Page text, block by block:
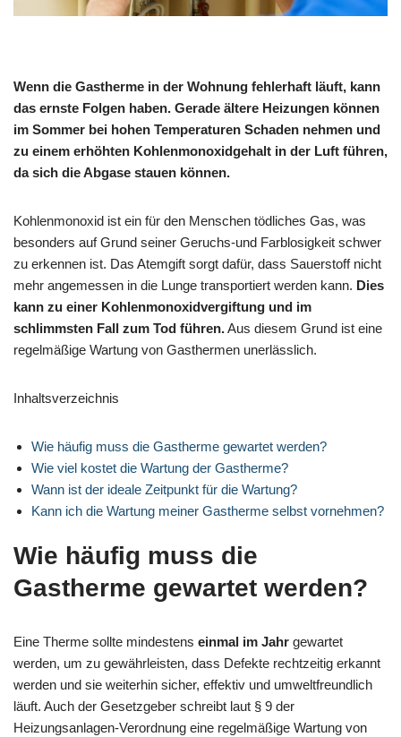
Wenn die Gastherme in der Wohnung fehlerhaft läuft, kann
das ernste Folgen haben. Gerade ältere Heizungen können
im Sommer bei hohen Temperaturen Schaden nehmen und
zu einem erhöhten Kohlenmonoxidgehalt in der Luft führen,
da sich die Abgase stauen können.
Kohlenmonoxid ist ein für den Menschen tödliches Gas, was
besonders auf Grund seiner Geruchs-und Farblosigkeit schwer
zu erkennen ist. Das Atemgift sorgt dafür, dass Sauerstoff nicht
mehr angemessen in die Lunge transportiert werden kann. Dies
kann zu einer Kohlenmonoxidvergiftung und im
schlimmsten Fall zum Tod führen.Aus diesem Grund ist eine
regelmäßige Wartung von Gasthermen unerlässlich.
Inhaltsverzeichnis
Wie häufig muss die Gastherme gewartet werden?
Wie viel kostet die Wartung der Gastherme?
Wann ist der ideale Zeitpunkt für die Wartung?
Kann ich die Wartung meiner Gastherme selbst vornehmen?
Wie häufig muss die
Gastherme gewartet werden?
Eine Therme sollte mindestens einmal im Jahr gewartet
werden, um zu gewährleisten, dass Defekte rechtzeitig erkannt
werden und sie weiterhin sicher, effektiv und umweltfreundlich
läuft. Auch der Gesetzgeber schreibt laut § 9 der
Heizungsanlagen-Verordnung eine regelmäßige Wartung von